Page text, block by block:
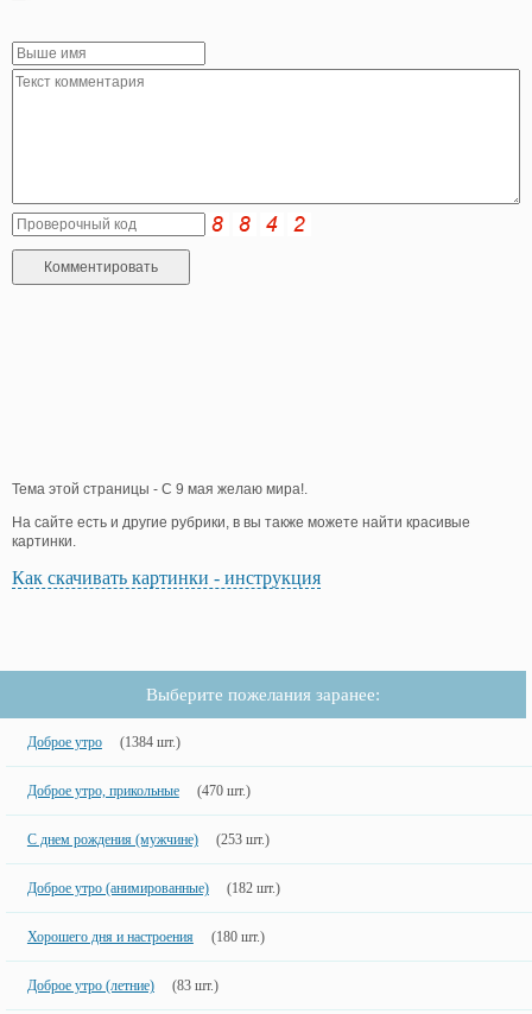
Тема этой страницы - С 9 мая желаю мира!.
На сайте есть и другие рубрики, в вы также можете найти красивые
картинки.
Как скачивать картинки - инструкция
Выберите пожелания заранее:
Доброе утро (1384 шт.)
Доброе утро, прикольные (470 шт.)
С днем рождения (мужчине) (253 шт.)
Доброе утро (анимированные) (182 шт.)
Хорошего дня и настроения (180 шт.)
Доброе утро (летние) (83 шт.)